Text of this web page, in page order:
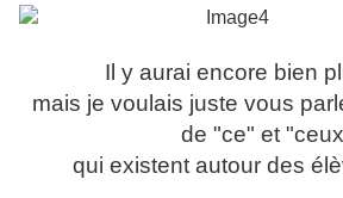
Il y aurai encore bien
mais je voulais juste vous
de "ce" et
qui existent autour des